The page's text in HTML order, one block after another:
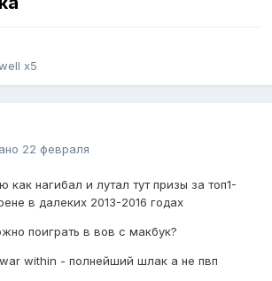
x5
22 февраля
нагибал и лутал тут призы за топ1-
в далеких 2013-2016 годах
поиграть в вов с макбук?
within - полнейший шлак а не пвп